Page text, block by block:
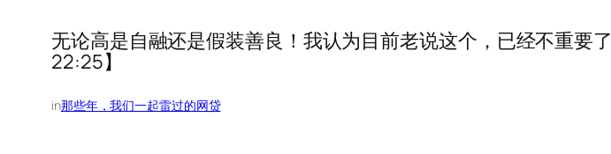
无论高是自融还是假装善良！我认为目前老说这个，已经不重要
22:25】
in那些年，我们一起雷过的网贷